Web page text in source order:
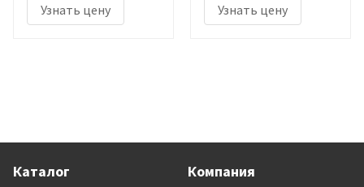
Узнать цену Узнать цену
Каталог Компания